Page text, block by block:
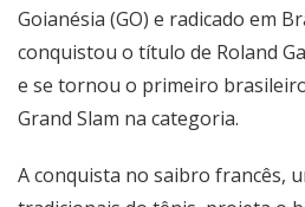
Goianésia (GO) e radicado em
conquistou o título de Roland
e se tornou o primeiro
Grand Slam na categoria.
A conquista no saibro francês,